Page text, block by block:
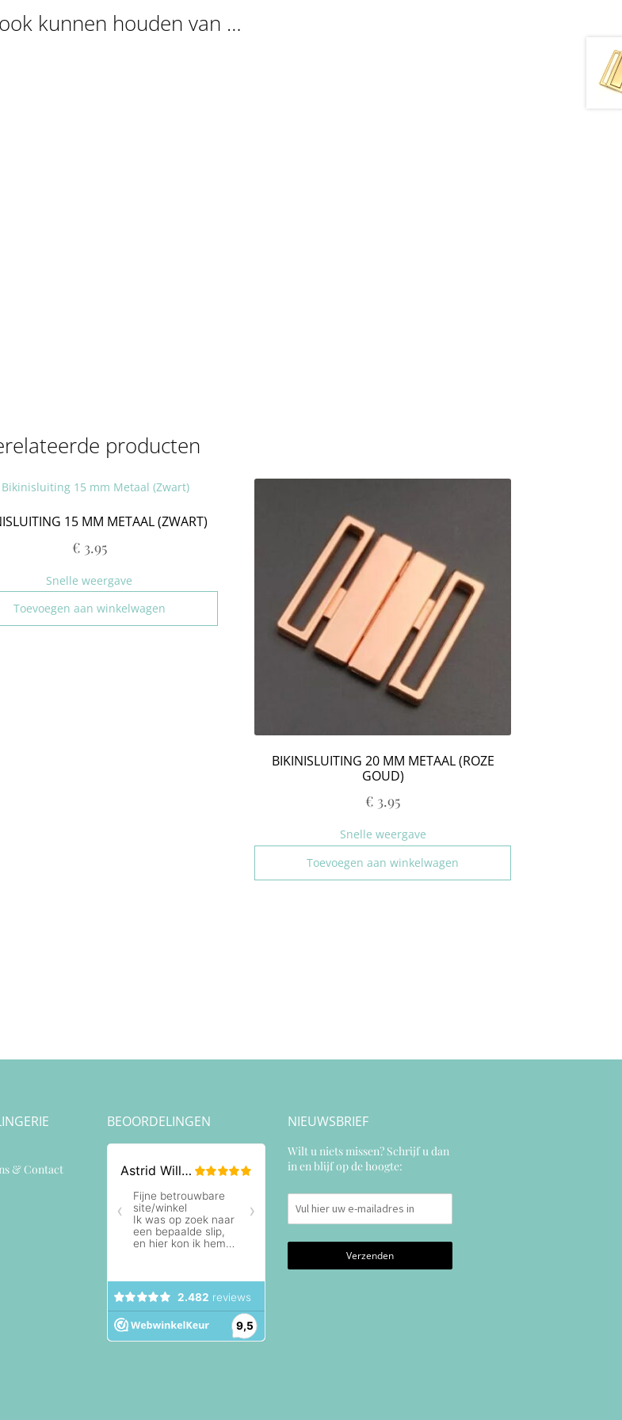
kunnen houden van …
producten
15 MM METAAL (ZWART)
€ 3.95
Toevoegen aan winkelwagen
Snelle weergave
BIKINISLUITING 20 MM METAAL (ROZE
GOUD)
€ 3.95
Toevoegen aan winkelwagen
Snelle weergave
& Contact
BEOORDELINGEN NIEUWSBRIEF
Wilt u niets missen? Schrijf u dan
in en blijf op de hoogte: